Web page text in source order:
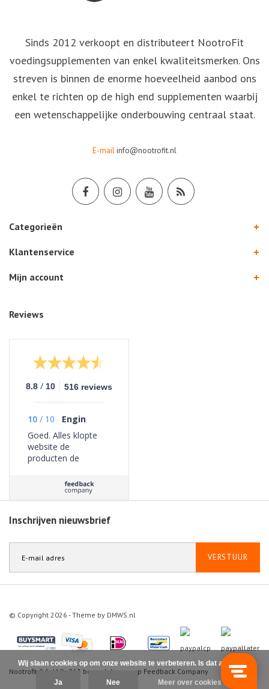
Sinds 2012 verkoopt en distributeert NootroFit
voedingsupplementen van enkel kwaliteitsmerken. Ons
streven is binnen de enorme hoeveelheid aanbod ons
enkel te richten op de high end supplementen waarbij
een wetenschappelijke onderbouwing centraal staat.
E-mailinfo@nootrofit.nl
Categorieën
Klantenservice
Mijn account
Reviews
8.8 / 10 516 reviews
10 / 10
Engin
Goed. Alles klopte
website de
producten de
problemen ervaren.
Inschrijven nieuwsbrief
VERSTUUR
© Copyright 2026 - Theme by DMWS.nl
Nootrofit 9.1 / 10 363 beoordelingen op Feedback Company
Wij slaan cookies op om onze website te verbeteren. Is dat akkoord?
Ja Nee Meer over cookies »